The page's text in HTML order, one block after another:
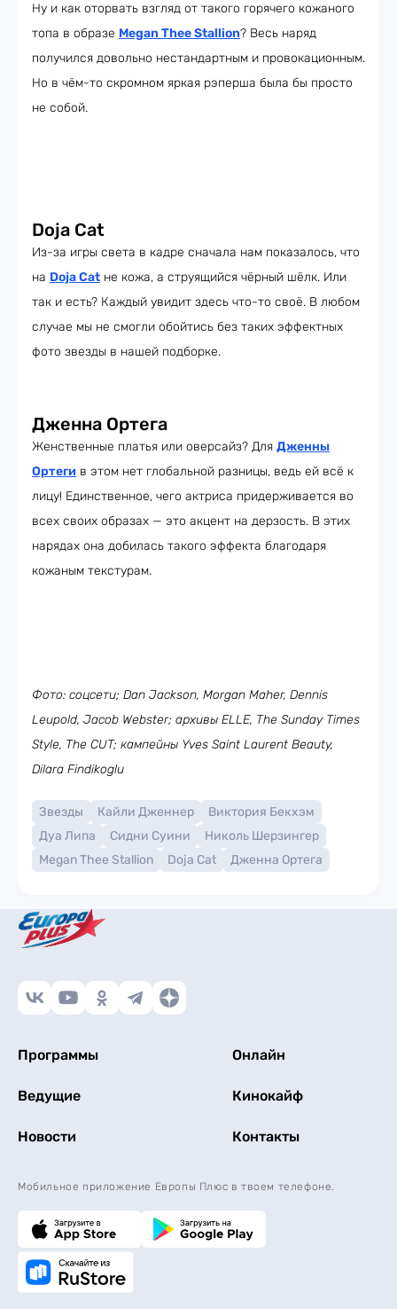
Ну и как оторвать взгляд от такого горячего кожаного
топа в образе Megan Thee Stallion? Весь наряд
получился довольно нестандартным и провокационным.
Но в чём-то скромном яркая рэперша была бы просто
не собой.
Doja Cat
Из-за игры света в кадре сначала нам показалось, что
на Doja Cat не кожа, а струящийся чёрный шёлк. Или
так и есть? Каждый увидит здесь что-то своё. В любом
случае мы не смогли обойтись без таких эффектных
фото звезды в нашей подборке.
Дженна Ортега
Женственные платья или оверсайз? Для Дженны
Ортеги в этом нет глобальной разницы, ведь ей всё к
лицу! Единственное, чего актриса придерживается во
всех своих образах — это акцент на дерзость. В этих
нарядах она добилась такого эффекта благодаря
кожаным текстурам.
Фото: соцсети; Dan Jackson, Morgan Maher, Dennis
Leupold, Jacob Webster; архивы ELLE, The Sunday Times
Style, The CUT; кампейны Yves Saint Laurent Beauty,
Dilara Findikoglu
Звезды Кайли Дженнер
Виктория Бекхэм
Дуа Липа
Сидни Суини
Николь Шерзингер
Megan Thee Stallion
Doja Cat Дженна Ортега
Программы Онлайн
Ведущие Кинокайф
Новости Контакты
Мобильное приложение Европы Плюс в твоем телефоне.